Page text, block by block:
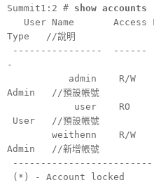
Summit1:2 # show accounts
User Name Access
Type //說明
----------------
-
admin
Admin //預設帳號
user
User //預設帳號
weithenn
Admin //新增帳號
(*) - Account locked